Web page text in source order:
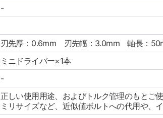
-
刃先厚：0.6mm 刃先幅：3.0mm 軸長：
ミニドライバー×1本
-
正しい使用用途、およびトルク管理のもとご使
ミリサイズなど、近似値ボルトへの代用や、